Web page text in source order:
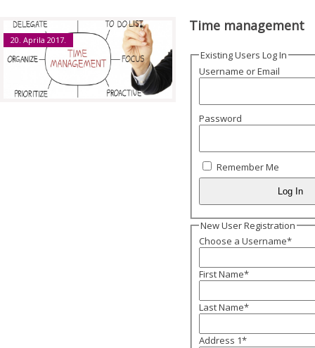
20. Aprila 2017.
Time management
Existing Users Log In
Username or Email
Password
Remember Me
New User Registration
Choose a Username*
First Name*
Last Name*
Address 1*